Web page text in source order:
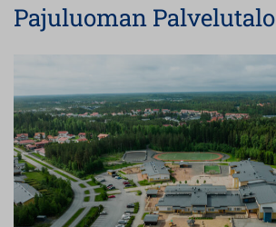
Pajuluoman Palvelutalo